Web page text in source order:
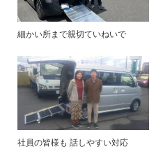
細かい所まで親切ていねいで
社員の皆様も 話しやすい対応